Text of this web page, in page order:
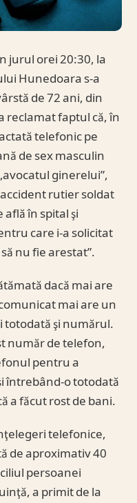
jurul orei 20:30, la
Hunedoara s-a
de 72 ani, din
reclamat faptul că, în
telefonic pe
de sex masculin
ginerelui”,
rutier soldat
în spital şi
care i-a solicitat
nu fie arestat”.
dacă mai are
mai are un
şi numărul.
număr de telefon,
pentru a
întrebând-o totodată
a făcut rost de bani.
telefonice,
de aproximativ 40
persoanei
a primit de la